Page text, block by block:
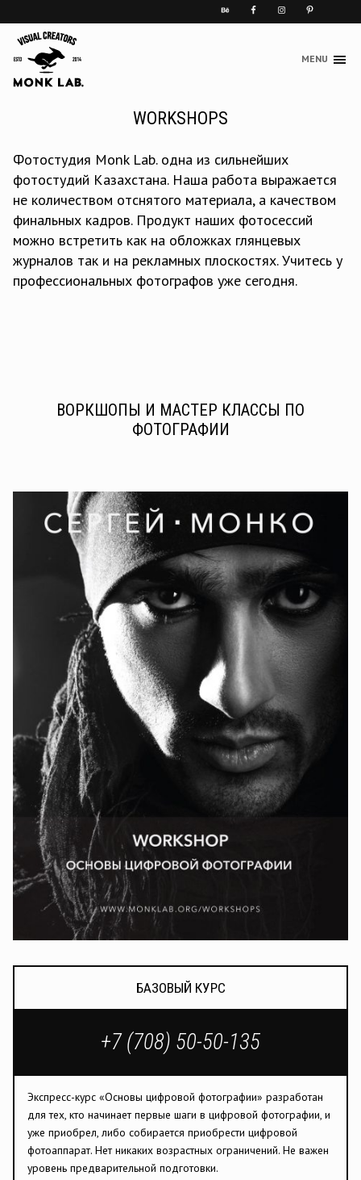
to
MENU
WORKSHOPS
Фотостудия Monk Lab. одна из сильнейших
фотостудий Казахстана. Наша работа выражается
не количеством отснятого материала, а качеством
финальных кадров. Продукт наших фотосессий
можно встретить как на обложках глянцевых
журналов так и на рекламных плоскостях. Учитесь у
профессиональных фотографов уже сегодня.
ВОРКШОПЫ И МАСТЕР КЛАССЫ ПО
ФОТОГРАФИИ
БАЗОВЫЙ КУРС
+7 (708) 50-50-135
Экспресс-курс «Основы цифровой фотографии» разработан
для тех, кто начинает первые шаги в цифровой фотографии, и
уже приобрел, либо собирается приобрести цифровой
фотоаппарат. Нет никаких возрастных ограничений. Не важен
уровень предварительной подготовки.